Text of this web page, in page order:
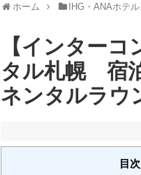
ホーム IHG・ANAホテ
【インター
タル札幌 宿
ネンタルラウ
目次